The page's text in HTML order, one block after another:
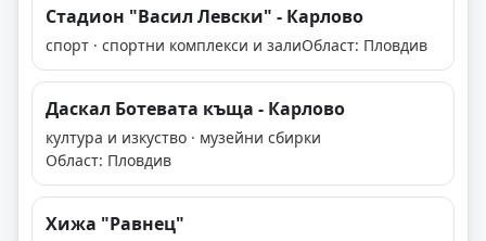
Стадион "Васил Левски" - Карлово
спорт · спортни комплекси и залиОбласт: Пловдив
Даскал Ботевата къща - Карлово
култура и изкуство · музейни сбирки
Област: Пловдив
Хижа "Равнец"